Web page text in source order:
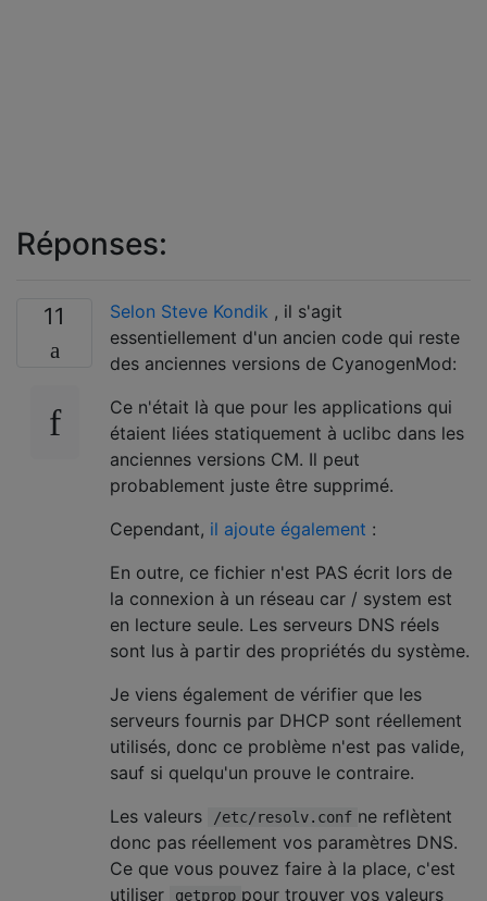
Réponses:
11 Selon Steve Kondik , il s'agit
essentiellement d'un ancien code qui reste
des anciennes versions de CyanogenMod:
Ce n'était là que pour les applications qui
étaient liées statiquement à uclibc dans les
anciennes versions CM. Il peut
probablement juste être supprimé.
Cependant, il ajoute également :
En outre, ce fichier n'est PAS écrit lors de
la connexion à un réseau car / system est
en lecture seule. Les serveurs DNS réels
sont lus à partir des propriétés du système.
Je viens également de vérifier que les
serveurs fournis par DHCP sont réellement
utilisés, donc ce problème n'est pas valide,
sauf si quelqu'un prouve le contraire.
Les valeurs
/etc/resolv.conf ne reflètent
donc pas réellement vos paramètres DNS.
Ce que vous pouvez faire à la place, c'est
utiliser
getprop pour trouver vos valeurs